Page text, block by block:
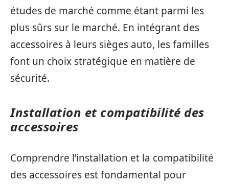
études de marché comme étant parmi les
plus sûrs sur le marché. En intégrant des
accessoires à leurs sièges auto, les familles
font un choix stratégique en matière de
sécurité.
Installation et compatibilité des
accessoires
Comprendre l’installation et la compatibilité
des accessoires est fondamental pour